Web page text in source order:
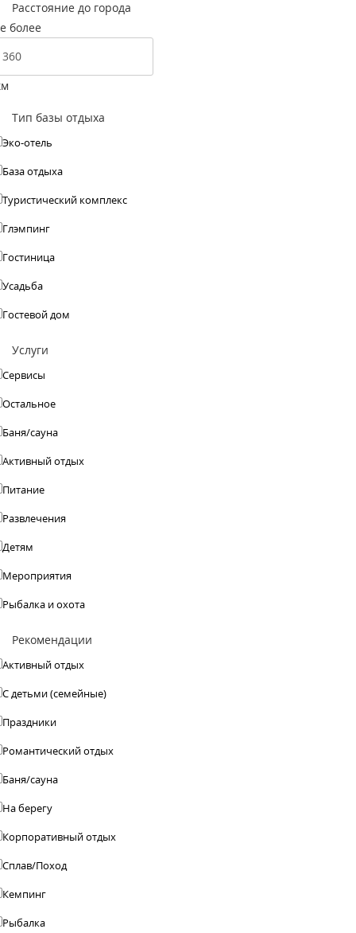
Расстояние до города
более
Тип базы отдыха
Эко-отель
База отдыха
Туристический комплекс
Глэмпинг
Гостиница
Усадьба
Гостевой дом
Услуги
Сервисы
Остальное
Баня/сауна
Активный отдых
Питание
Развлечения
Детям
Мероприятия
Рыбалка и охота
Рекомендации
Активный отдых
С детьми (семейные)
Праздники
Романтический отдых
Баня/сауна
На берегу
Корпоративный отдых
Сплав/Поход
Кемпинг
Рыбалка